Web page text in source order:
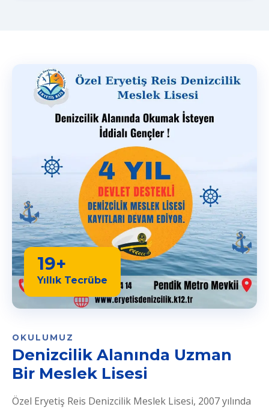
19+
Yıllık Tecrübe
OKULUMUZ
Denizcilik Alanında Uzman
Bir Meslek Lisesi
Özel Eryetiş Reis Denizcilik Meslek Lisesi, 2007 yılında